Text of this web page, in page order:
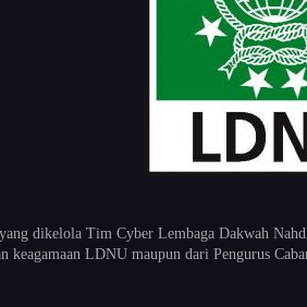
dikelola Tim Cyber Lembaga Dakwah
keagamaan LDNU maupun dari Pengurus